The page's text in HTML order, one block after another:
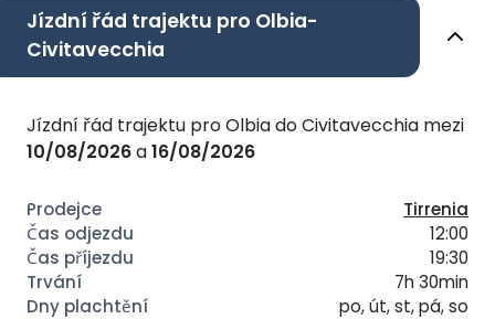
Jízdní řád trajektu pro Olbia-
Civitavecchia
Jízdní řád trajektu pro Olbia do Civitavecchia mezi
10/08/2026a16/08/2026
Tirrenia
12:00
19:30
7h 30min
po, út, st, pá, so